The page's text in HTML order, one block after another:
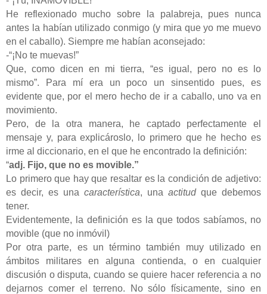
He reflexionado mucho sobre la palabreja, pues nunca
antes la habían utilizado conmigo (y mira que yo me muevo
en el caballo). Siempre me habían aconsejado:
-“¡No te muevas!”
Que, como dicen en mi tierra, “es igual, pero no es lo
mismo”. Para mí era un poco un sinsentido pues, es
evidente que, por el mero hecho de ir a caballo, uno va en
movimiento.
Pero, de la otra manera, he captado perfectamente el
mensaje y, para explicároslo, lo primero que he hecho es
irme al diccionario, en el que he encontrado la definición:
“adj. Fijo, que no es movible.”
Lo primero que hay que resaltar es la condición de adjetivo:
es decir, es una característica, una actitud que debemos
tener.
Evidentemente, la definición es la que todos sabíamos, no
movible (que no inmóvil)
Por otra parte, es un término también muy utilizado en
ámbitos militares en alguna contienda, o en cualquier
discusión o disputa, cuando se quiere hacer referencia a no
dejarnos comer el terreno. No sólo físicamente, sino en